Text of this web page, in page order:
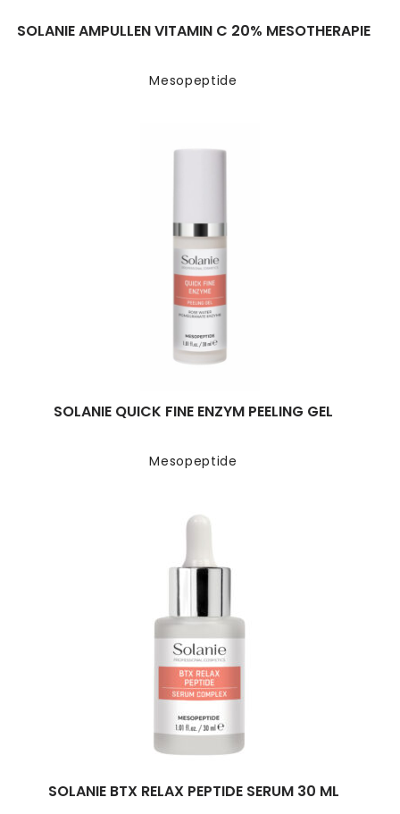
Mesopeptide
SOLANIE AMPULLEN VITAMIN C 20% MESOTHERAPIE
Mesopeptide
SOLANIE QUICK FINE ENZYM PEELING GEL
SOLANIE BTX RELAX PEPTIDE SERUM 30 ML